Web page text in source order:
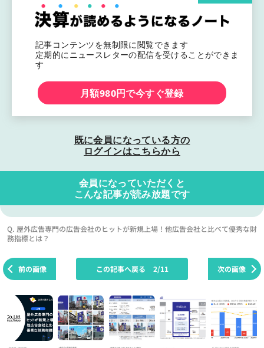
記事コンテンツを無制限に閲覧できます
定期的にニュースレターの配信を受けることができま
す
月額980円で今すぐ登録
既に会員になっている方の
ログインはこちらから
会員になっていただくと
こんな記事が読み放題です
Q. 屋外広告専門の広告会社のヒットが新規上場！他広告会社と比べて優秀な財
務指標とは？
前の画像 次の画像
この記事へ戻る 2/11